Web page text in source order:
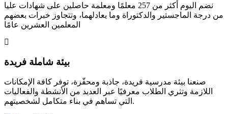
نضم اليوم أكثر من 257 معلمًا ومعلمة حاصلين على شهادات عليا
من درجة الماجستير والدكتوراة وما يعادلهما، وتتجاوز خبرات بعضهم
المعلمين العشرين عامًا
بيئة شاملة فريدة
صنعنا بيئة مدرسية فريدة، جاذبة ومحفّزة، توفر كافة الإمكانات
اللازمة وتثري الطلاب معرفيًا عبر العديد من الأنشطة والفعاليات
التي تساهم في بناء متكامل لشخصيتهم.